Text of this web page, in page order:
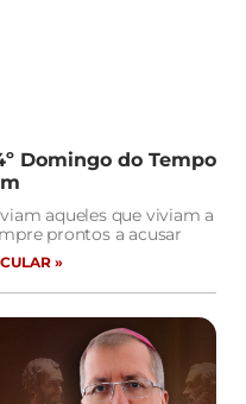
Domingo do Tempo
aqueles que viviam a
prontos a acusar
»